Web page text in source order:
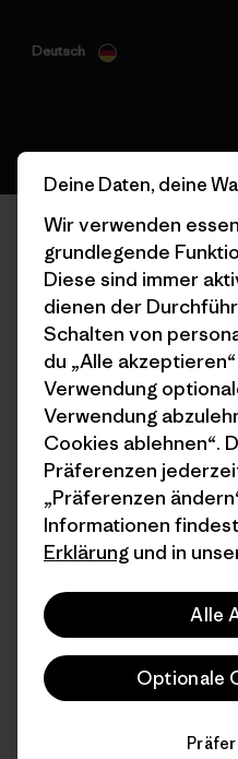
Deutsch
Deine Daten, deine
Wir verwenden
grundlegende
Diese sind immer
dienen der
Schalten von
du „Alle
Verwendung
Verwendung
Cookies ablehnen“.
Präferenzen
„Präferenzen
Informationen
Erklärung und in
Alle
Optionale